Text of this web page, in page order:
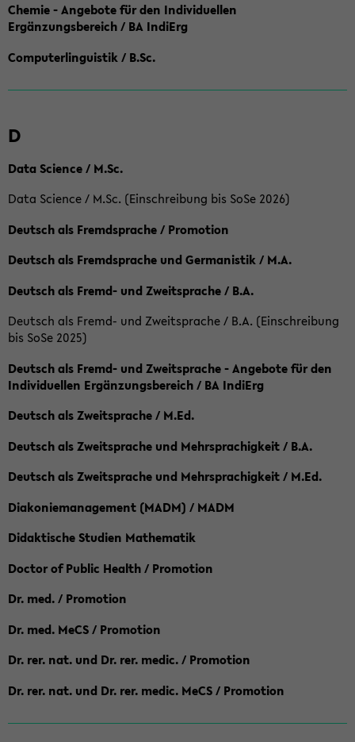
Chemie - Angebote für den Individuellen
Ergänzungsbereich / BA IndiErg
Computerlinguistik / B.Sc.
D
Data Science / M.Sc.
Data Science / M.Sc. (Einschreibung bis SoSe 2026)
Deutsch als Fremdsprache / Promotion
Deutsch als Fremdsprache und Germanistik / M.A.
Deutsch als Fremd- und Zweitsprache / B.A.
Deutsch als Fremd- und Zweitsprache / B.A. (Einschreibung
bis SoSe 2025)
Deutsch als Fremd- und Zweitsprache - Angebote für den
Individuellen Ergänzungsbereich / BA IndiErg
Deutsch als Zweitsprache / M.Ed.
Deutsch als Zweitsprache und Mehrsprachigkeit / B.A.
Deutsch als Zweitsprache und Mehrsprachigkeit / M.Ed.
Diakoniemanagement (MADM) / MADM
Didaktische Studien Mathematik
Doctor of Public Health / Promotion
Dr. med. / Promotion
Dr. med. MeCS / Promotion
Dr. rer. nat. und Dr. rer. medic. / Promotion
Dr. rer. nat. und Dr. rer. medic. MeCS / Promotion